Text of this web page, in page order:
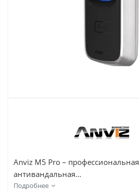
Anviz M5 Pro – профессиональная
антивандальная...
Подробнее